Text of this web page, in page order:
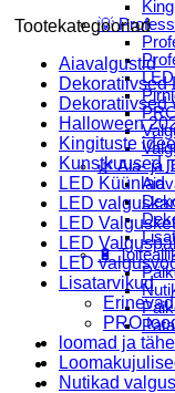
💡
🌿 Aia- ja
🔋
Blogi
Tootekategooriad
Aiavalgustid
Dekoratiivsed
Dekoratiivsed
Halloween
Kingituste
Kunstkuused
LED Küünlad
LED
LED
LED
LED
Lisatarvikud
PRO
loomad ja
Nutikad